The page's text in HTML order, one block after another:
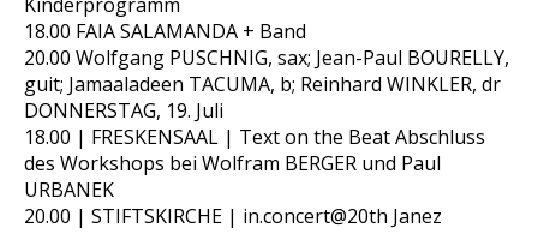
18.00 FAIA SALAMANDA + Band
20.00 Wolfgang PUSCHNIG, sax; Jean-Paul BOURELLY,
guit; Jamaaladeen TACUMA, b; Reinhard WINKLER, dr
DONNERSTAG, 19. Juli
18.00 | FRESKENSAAL | Text on the Beat Abschluss
des Workshops bei Wolfram BERGER und Paul
URBANEK
20.00 | STIFTSKIRCHE | in.concert@20th Janez